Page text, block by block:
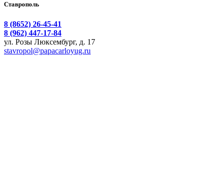
Ставрополь
8 (8652) 26-45-41
8 (962) 447-17-84
ул. Розы Люксембург, д. 17
stavropol@papacarloyug.ru